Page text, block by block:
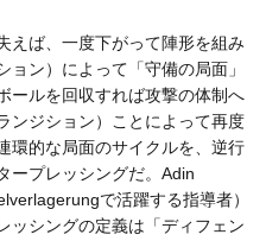
えば、一度下がって陣形を組み
ン）によって「守備の局面」
ールを回収すれば攻撃の体制へ
ンジション）ことによって再度
環的な局面のサイクルを、逆行
ープレッシングだ。Adin
で活躍する指導者）
ッシングの定義は「ディフェン